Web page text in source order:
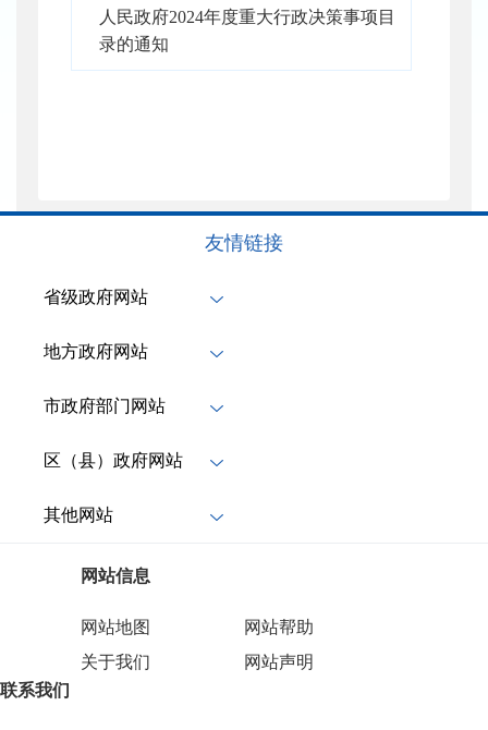
人民政府2024年度重大行政决策事项目
录的通知
友情链接
省级政府网站
地方政府网站
市政府部门网站
区（县）政府网站
其他网站
网站信息
网站地图
网站帮助
关于我们
网站声明
联系我们